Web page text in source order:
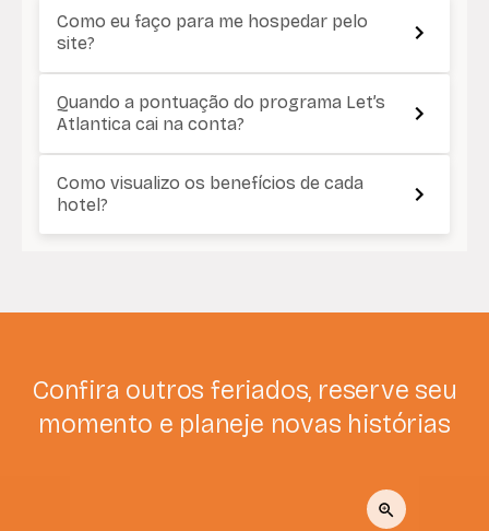
Como eu faço para me hospedar pelo
site?
Quando a pontuação do programa Let’s
Atlantica cai na conta?
Como visualizo os benefícios de cada
hotel?
Confira outros feriados, reserve seu
momento e planeje novas histórias